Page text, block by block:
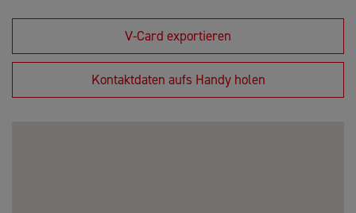
V-Card exportieren
Kontaktdaten aufs Handy holen